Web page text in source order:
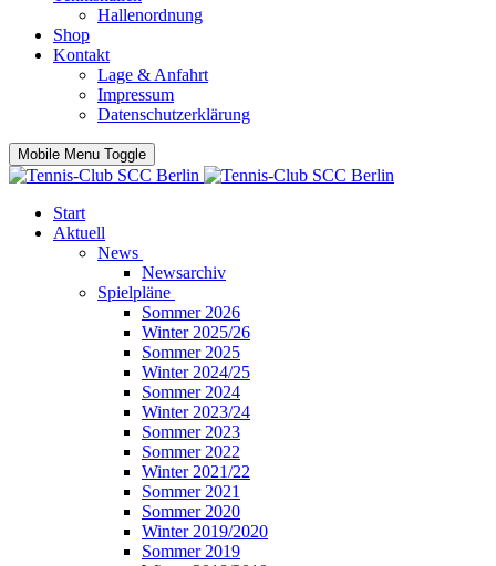
Hallenordnung
Shop
Kontakt
Lage & Anfahrt
Impressum
Datenschutzerklärung
Mobile Menu Toggle
Start
Aktuell
News
Newsarchiv
Spielpläne
Sommer 2026
Winter 2025/26
Sommer 2025
Winter 2024/25
Sommer 2024
Winter 2023/24
Sommer 2023
Sommer 2022
Winter 2021/22
Sommer 2021
Sommer 2020
Winter 2019/2020
Sommer 2019